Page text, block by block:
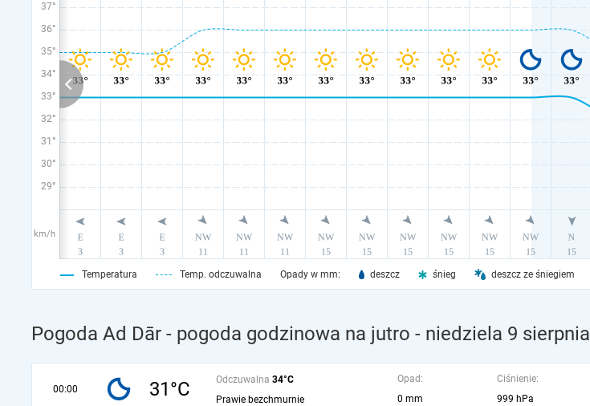
37°
36°
35°
34°
33°
32°
31°
30°
29°
km/h
Temperatura Temp. odczuwalna Opady w mm: deszcz śnieg deszcz ze śniegiem
Pogoda Ad Dār - pogoda godzinowa na jutro - niedziela 9 sierpnia
00:00 31°C Odczuwalna 34°C
Prawie bezchmurnie
Opad:
0 mm
Ciśnienie:
999 hPa